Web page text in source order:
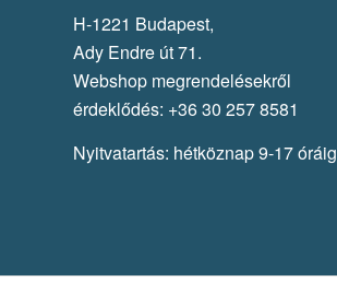
H-1221 Budapest,
Ady Endre út 71.
Webshop megrendelésekről
érdeklődés: +36 30 257 8581
Nyitvatartás: hétköznap 9-17 óráig